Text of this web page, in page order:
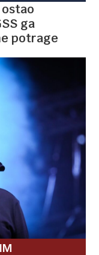
ga
potrage